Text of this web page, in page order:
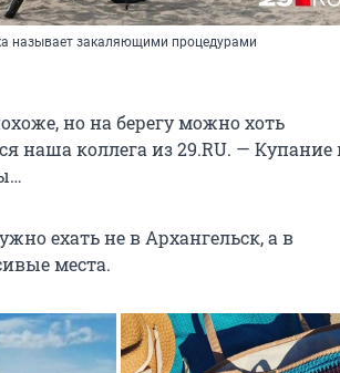
называет закаляющими процедурами
но на берегу можно хоть
наша коллега из 29.RU. — Купание
ехать не в Архангельск, а в
места.